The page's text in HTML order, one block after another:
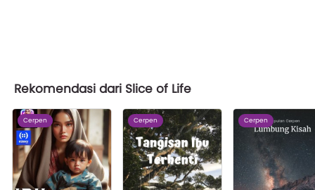
Rekomendasi dari Slice of Life
Cerpen Cerpen Cerpen